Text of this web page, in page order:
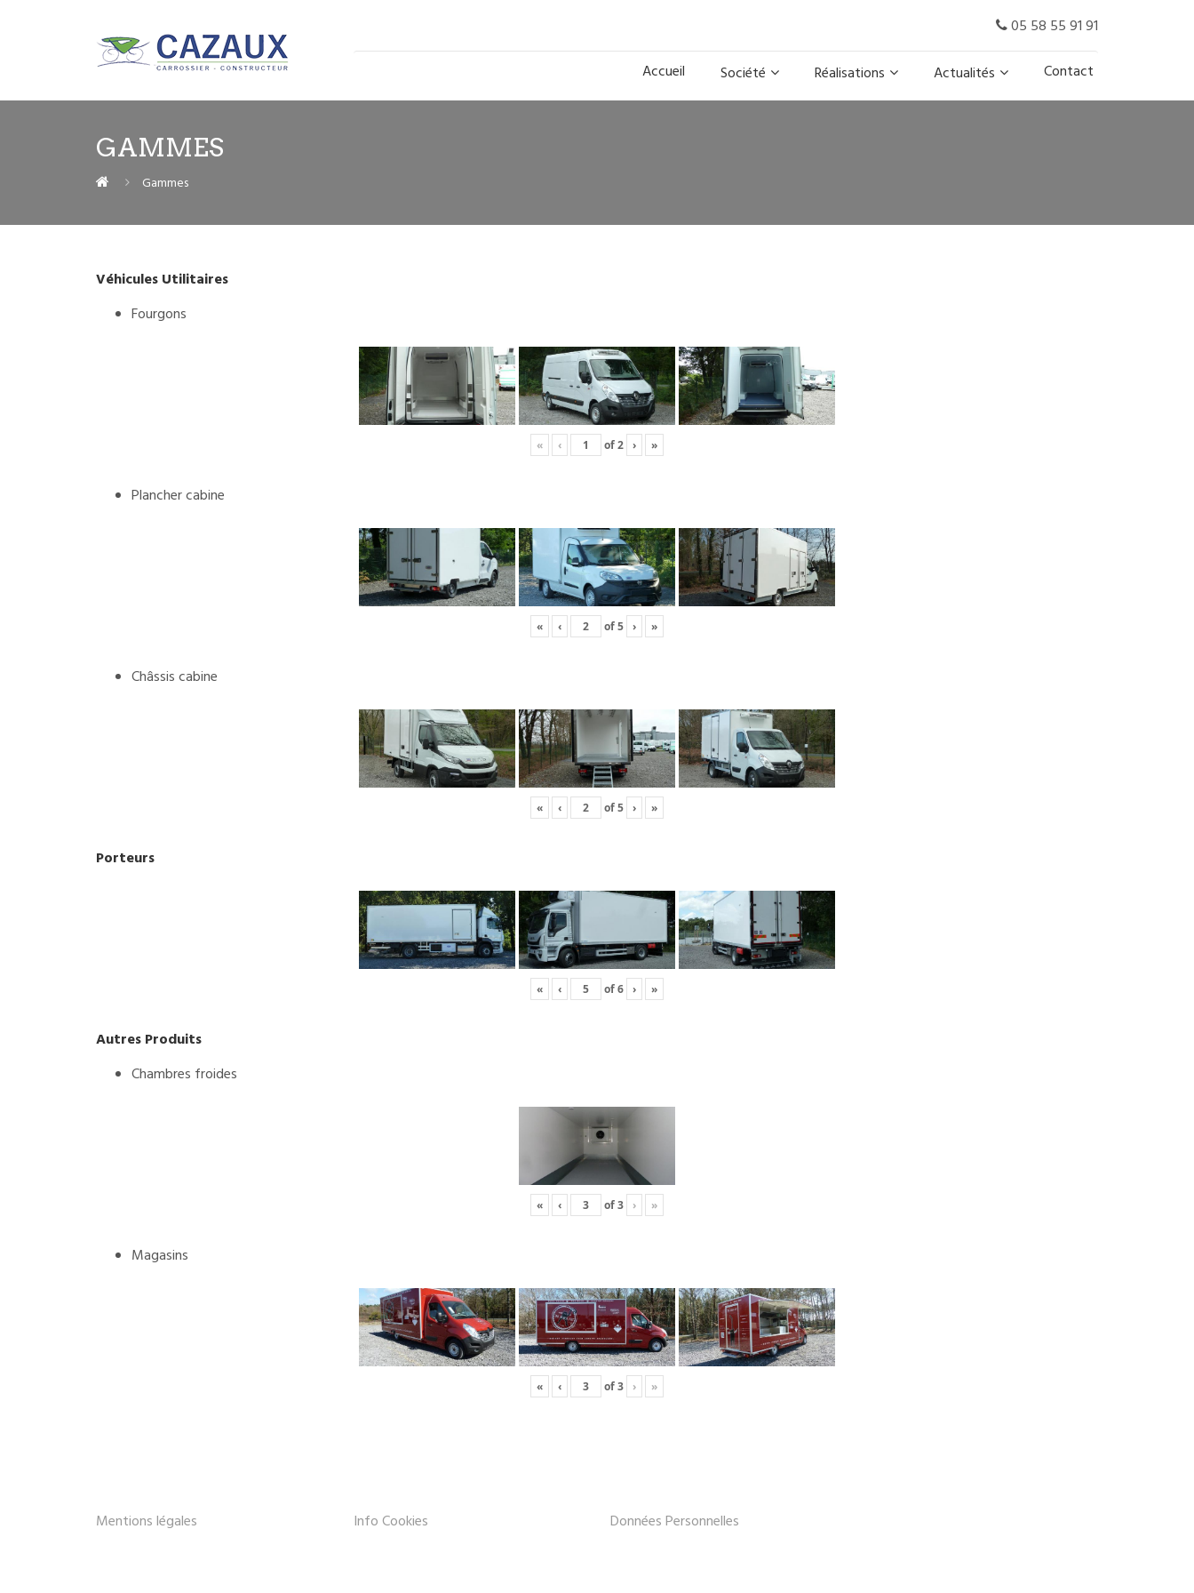
05 58 55 91 91
Accueil
Société Réalisations Actualités Contact
GAMMES
Gammes
Véhicules Utilitaires
Fourgons
« ‹ of2 › »
Plancher cabine
« ‹ of5 › »
Châssis cabine
« ‹ of5 › »
Porteurs
« ‹ of6 › »
Autres Produits
Chambres froides
« ‹ of3 › »
Magasins
« ‹ of3 › »
Mentions légales Info Cookies Données Personnelles